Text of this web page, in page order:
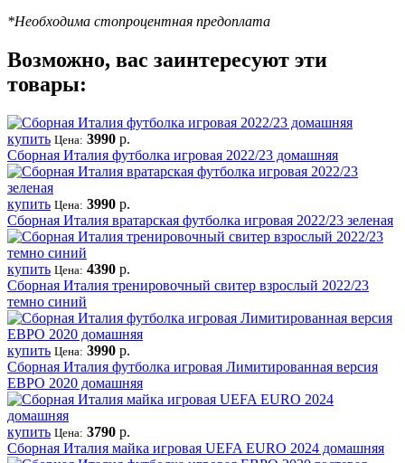
*Необходима стопроцентная предоплата
Возможно, вас заинтересуют эти
товары:
купить Цена: 3990 р.
Сборная Италия футболка игровая 2022/23 домашняя
купить Цена: 3990 р.
Сборная Италия вратарская футболка игровая 2022/23 зеленая
купить Цена: 4390 р.
Сборная Италия тренировочный свитер взрослый 2022/23
темно синий
купить Цена: 3990 р.
Сборная Италия футболка игровая Лимитированная версия
ЕВРО 2020 домашняя
купить Цена: 3790 р.
Сборная Италия майка игровая UEFA EURO 2024 домашняя